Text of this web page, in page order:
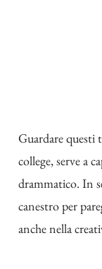
Guardare questi
college, serve a
drammatico. In
canestro per
anche nella